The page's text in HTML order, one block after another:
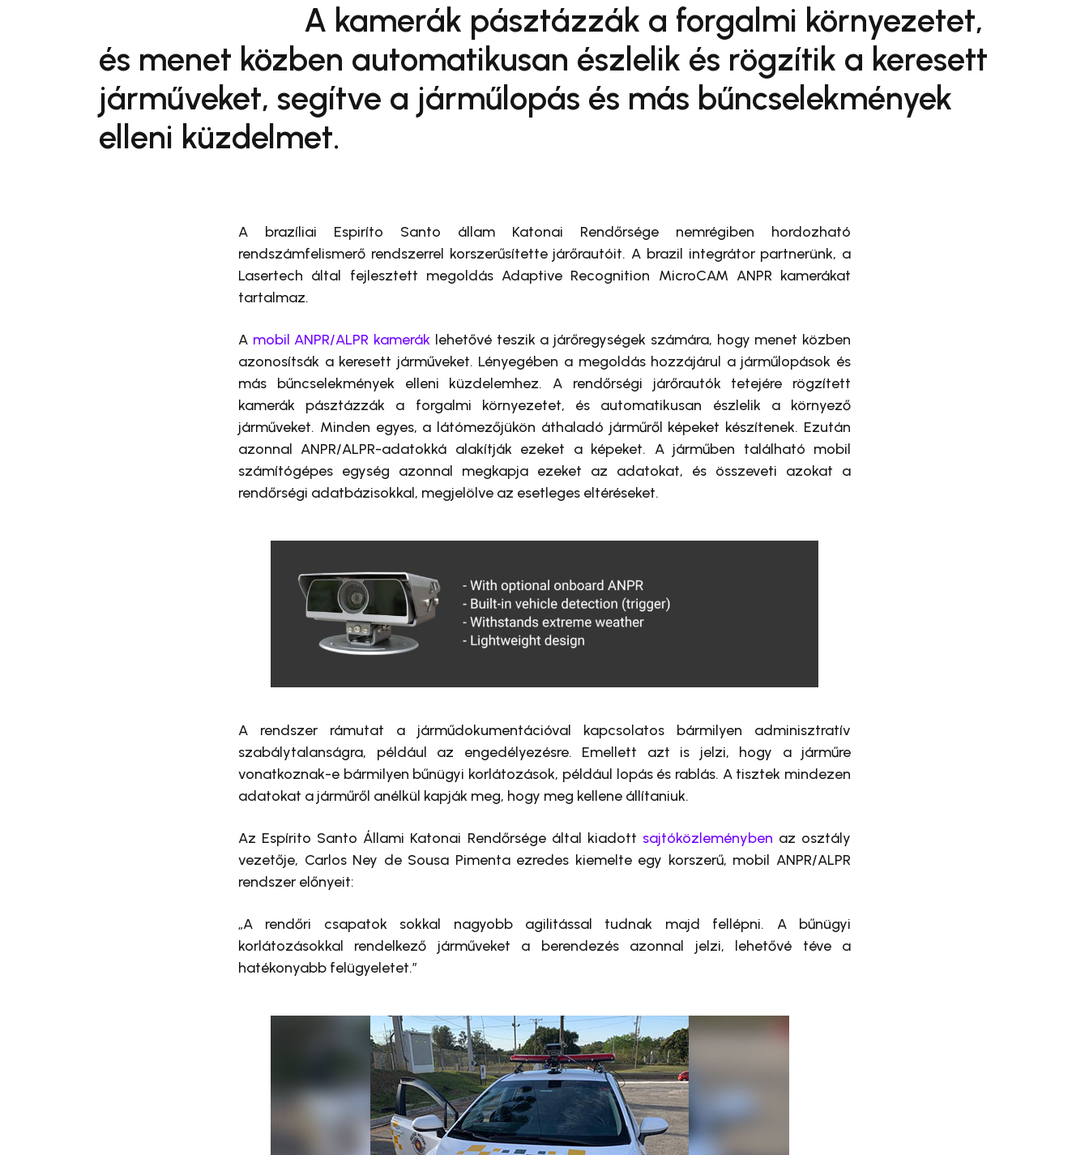
A kamerák pásztázzák a forgalmi környezetet,
és menet közben automatikusan észlelik és rögzítik a keresett
járműveket, segítve a járműlopás és más bűncselekmények
elleni küzdelmet.
A brazíliai Espiríto Santo állam Katonai Rendőrsége nemrégiben hordozható
rendszámfelismerő rendszerrel korszerűsítette járőrautóit. A brazil integrátor partnerünk, a
Lasertech által fejlesztett megoldás Adaptive Recognition MicroCAM ANPR kamerákat
tartalmaz.
A mobil ANPR/ALPR kamerák lehetővé teszik a járőregységek számára, hogy menet közben
azonosítsák a keresett járműveket. Lényegében a megoldás hozzájárul a járműlopások és
más bűncselekmények elleni küzdelemhez. A rendőrségi járőrautók tetejére rögzített
kamerák pásztázzák a forgalmi környezetet, és automatikusan észlelik a környező
járműveket. Minden egyes, a látómezőjükön áthaladó járműről képeket készítenek. Ezután
azonnal ANPR/ALPR-adatokká alakítják ezeket a képeket. A járműben található mobil
számítógépes egység azonnal megkapja ezeket az adatokat, és összeveti azokat a
rendőrségi adatbázisokkal, megjelölve az esetleges eltéréseket.
A rendszer rámutat a járműdokumentációval kapcsolatos bármilyen adminisztratív
szabálytalanságra, például az engedélyezésre. Emellett azt is jelzi, hogy a járműre
vonatkoznak-e bármilyen bűnügyi korlátozások, például lopás és rablás. A tisztek mindezen
adatokat a járműről anélkül kapják meg, hogy meg kellene állítaniuk.
Az Espírito Santo Állami Katonai Rendőrsége által kiadott sajtóközleményben az osztály
vezetője, Carlos Ney de Sousa Pimenta ezredes kiemelte egy korszerű, mobil ANPR/ALPR
rendszer előnyeit:
„A rendőri csapatok sokkal nagyobb agilitással tudnak majd fellépni. A bűnügyi
korlátozásokkal rendelkező járműveket a berendezés azonnal jelzi, lehetővé téve a
hatékonyabb felügyeletet.”